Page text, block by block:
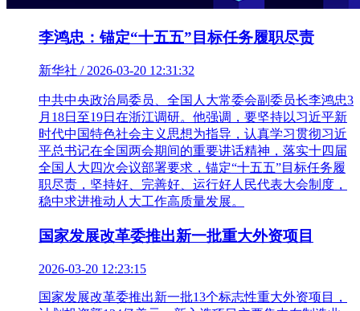
李鸿忠：锚定“十五五”目标任务履职尽责
新华社 / 2026-03-20 12:31:32
中共中央政治局委员、全国人大常委会副委员长李鸿忠3
月18日至19日在浙江调研。他强调，要坚持以习近平新
时代中国特色社会主义思想为指导，认真学习贯彻习近
平总书记在全国两会期间的重要讲话精神，落实十四届
全国人大四次会议部署要求，锚定“十五五”目标任务履
职尽责，坚持好、完善好、运行好人民代表大会制度，
稳中求进推动人大工作高质量发展。
国家发展改革委推出新一批重大外资项目
2026-03-20 12:23:15
国家发展改革委推出新一批13个标志性重大外资项目，